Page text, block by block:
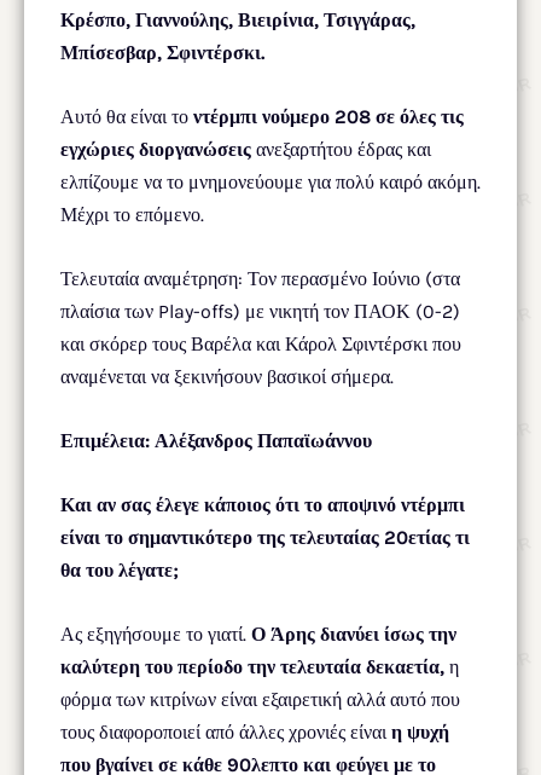
Κρέσπο, Γιαννούλης, Βιειρίνια, Τσιγγάρας,
Μπίσεσβαρ, Σφιντέρσκι.
Αυτό θα είναι το ντέρμπι νούμερο 208 σε όλες τις
εγχώριες διοργανώσεις ανεξαρτήτου έδρας και
ελπίζουμε να το μνημονεύουμε για πολύ καιρό ακόμη.
Μέχρι το επόμενο.
Τελευταία αναμέτρηση: Τον περασμένο Ιούνιο (στα
πλαίσια των Play-offs) με νικητή τον ΠΑΟΚ (0-2)
και σκόρερ τους Βαρέλα και Κάρολ Σφιντέρσκι που
αναμένεται να ξεκινήσουν βασικοί σήμερα.
Επιμέλεια: Αλέξανδρος Παπαϊωάννου
Και αν σας έλεγε κάποιος ότι το αποψινό ντέρμπι
είναι το σημαντικότερο της τελευταίας 20ετίας τι
θα του λέγατε;
Ας εξηγήσουμε το γιατί. Ο Άρης διανύει ίσως την
καλύτερη του περίοδο την τελευταία δεκαετία, η
φόρμα των κιτρίνων είναι εξαιρετική αλλά αυτό που
τους διαφοροποιεί από άλλες χρονιές είναιη ψυχή
που βγαίνει σε κάθε 90λεπτο και φεύγει με το